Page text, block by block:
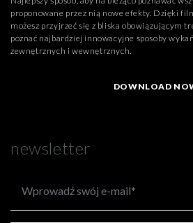
proponowane przez nią nowe efekty. Dzięki
możesz przyjrzeć się z bliska obowiązującym
poznać najbardziej innowacyjne sposoby
zewnętrznych i wewnętrznych.
DOWNLOAD
newsletter